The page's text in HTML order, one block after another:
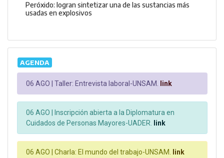
Peróxido: logran sintetizar una de las sustancias más
usadas en explosivos
AGENDA
06 AGO | Taller: Entrevista laboral-UNSAM. link
06 AGO | Inscripción abierta a la Diplomatura en
Cuidados de Personas Mayores-UADER. link
06 AGO | Charla: El mundo del trabajo-UNSAM. link